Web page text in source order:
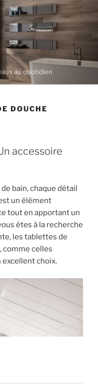
au quotidien
DOUCHE
accessoire
bain, chaque détail
un élément
tout en apportant un
êtes à la recherche
les tablettes de
comme celles
excellent choix.